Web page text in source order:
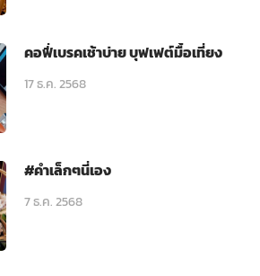
คอฟี่เบรคเช้าบ่าย บุฟเฟต์มื้อเที่ยง
17 ธ.ค. 2568
#คำเล็กๆนี่เอง
7 ธ.ค. 2568